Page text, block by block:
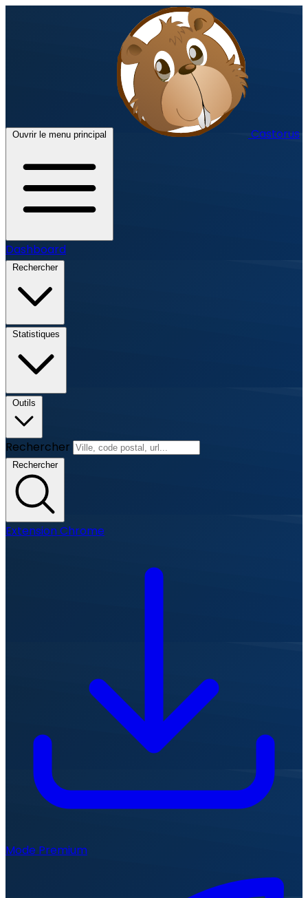
Ouvrir le menu principal Castorus
Dashboard
Rechercher
Statistiques
Outils
Rechercher
Rechercher
Extension Chrome
Mode Premium